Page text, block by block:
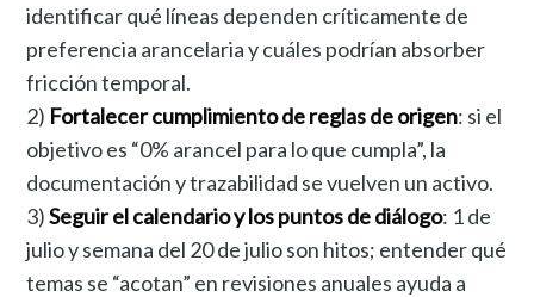
identificar qué líneas dependen críticamente de
preferencia arancelaria y cuáles podrían absorber
fricción temporal.
2) Fortalecer cumplimiento de reglas de origen: si el
objetivo es “0% arancel para lo que cumpla”, la
documentación y trazabilidad se vuelven un activo.
3)Seguir el calendario y los puntos de diálogo: 1 de
julio y semana del 20 de julio son hitos; entender qué
temas se “acotan” en revisiones anuales ayuda a